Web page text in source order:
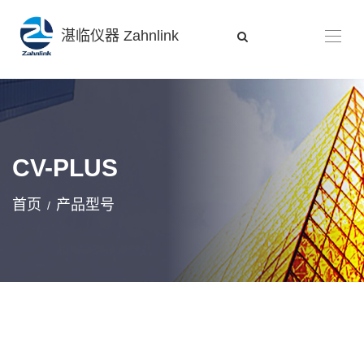
湛临仪器 Zahnlink
CV-PLUS
首页 产品型号